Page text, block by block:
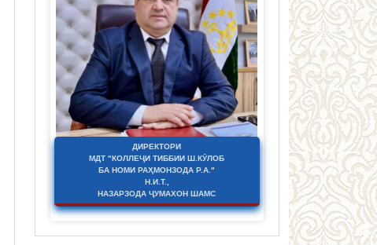
ДИРЕКТОРИ
МДТ "КОЛЛЕҶИ ТИББИИ Ш.КӮЛОБ
БА НОМИ РАҲМОНЗОДА Р.А."
Н.И.Т.,
НАЗАРЗОДА ҶУМАХОН ШАМС